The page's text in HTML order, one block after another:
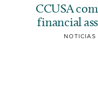
CCUSA
financial
NOTICIAS